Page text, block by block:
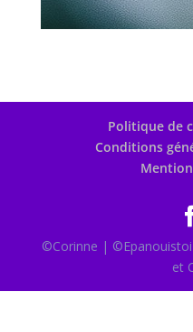
Politique de
Conditions
©Corinne | ©Epanouistoi
et